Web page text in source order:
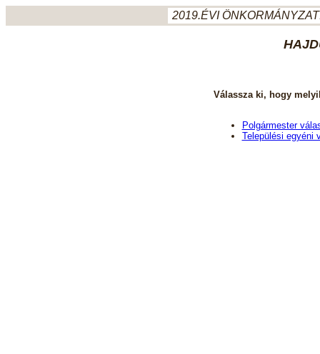
2019.ÉVI
Válassza ki, hogy
Polgármester
Települési egyéni